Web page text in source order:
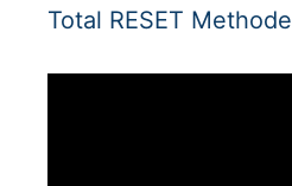
Total RESET Methode